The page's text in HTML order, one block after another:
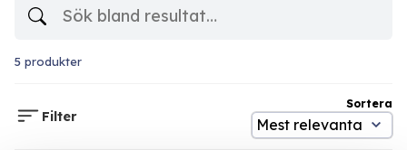
5 produkter
Sortera
Filter